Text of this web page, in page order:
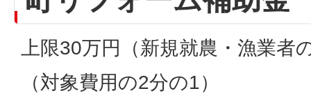
上限30万円（新規就農・漁業者
（対象費用の2分の1）